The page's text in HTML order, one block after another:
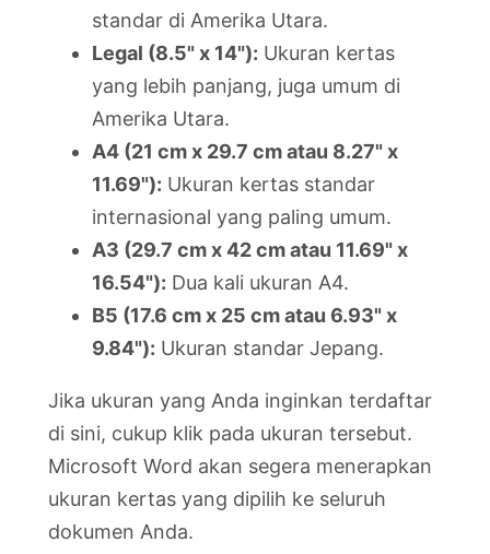
standar di Amerika Utara.
Legal (8.5" x 14"): Ukuran kertas
yang lebih panjang, juga umum di
Amerika Utara.
A4 (21 cm x 29.7 cm atau 8.27" x
11.69"): Ukuran kertas standar
internasional yang paling umum.
A3 (29.7 cm x 42 cm atau 11.69" x
16.54"): Dua kali ukuran A4.
B5 (17.6 cm x 25 cm atau 6.93" x
9.84"): Ukuran standar Jepang.
Jika ukuran yang Anda inginkan terdaftar
di sini, cukup klik pada ukuran tersebut.
Microsoft Word akan segera menerapkan
ukuran kertas yang dipilih ke seluruh
dokumen Anda.